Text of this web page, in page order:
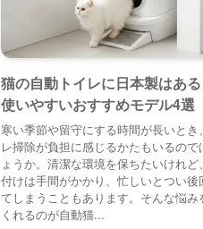
猫の自動トイレに日本製はあ
使いやすいおすすめモデル4選
寒い季節や留守にする時間が長いとき
レ掃除が負担に感じるかたもいるので
ょうか。清潔な環境を保ちたいけれ
付けは手間がかかり、忙しいとつい後
てしまうこともあります。そんな悩み
くれるのが自動猫...